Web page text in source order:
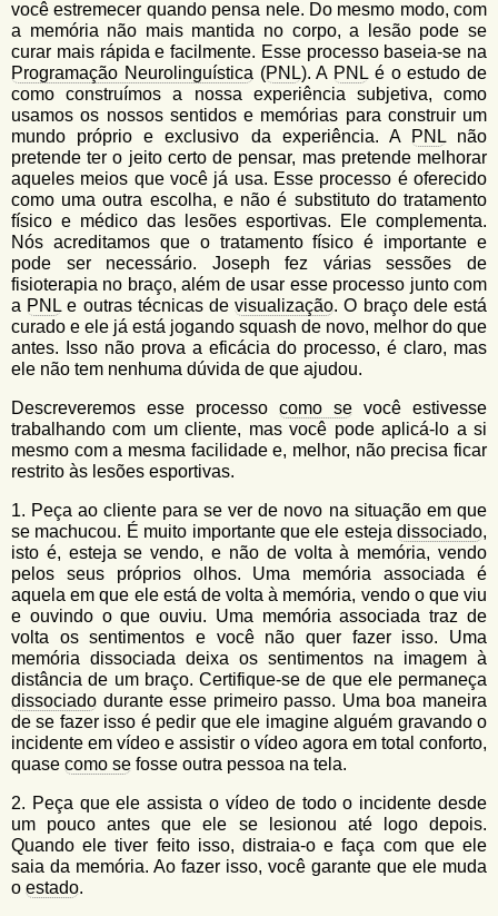
você estremecer quando pensa nele. Do mesmo modo, com
a memória não mais mantida no corpo, a lesão pode se
curar mais rápida e facilmente. Esse processo baseia-se na
Programação Neurolinguística(PNL). A PNL é o estudo de
como construímos a nossa experiência subjetiva, como
usamos os nossos sentidos e memórias para construir um
mundo próprio e exclusivo da experiência. A
PNLnão
pretende ter o jeito certo de pensar, mas pretende melhorar
aqueles meios que você já usa. Esse processo é oferecido
como uma outra escolha, e não é substituto do tratamento
físico e médico das lesões esportivas. Ele complementa.
Nós acreditamos que o tratamento físico é importante e
pode ser necessário. Joseph fez várias sessões de
fisioterapia no braço, além de usar esse processo junto com
a PNL e outras técnicas devisualização. O braço dele está
curado e ele já está jogando squash de novo, melhor do que
antes. Isso não prova a eficácia do processo, é claro, mas
ele não tem nenhuma dúvida de que ajudou.
Descreveremos esse processo como se você estivesse
trabalhando com um cliente, mas você pode aplicá-lo a si
mesmo com a mesma facilidade e, melhor, não precisa ficar
restrito às lesões esportivas.
1. Peça ao cliente para se ver de novo na situação em que
se machucou. É muito importante que ele esteja dissociado,
isto é, esteja se vendo, e não de volta à memória, vendo
pelos seus próprios olhos. Uma memória associada é
aquela em que ele está de volta à memória, vendo o que viu
e ouvindo o que ouviu. Uma memória associada traz de
volta os sentimentos e você não quer fazer isso. Uma
memória dissociada deixa os sentimentos na imagem à
distância de um braço. Certifique-se de que ele permaneça
dissociado durante esse primeiro passo. Uma boa maneira
de se fazer isso é pedir que ele imagine alguém gravando o
incidente em vídeo e assistir o vídeo agora em total conforto,
quase como se fosse outra pessoa na tela.
2. Peça que ele assista o vídeo de todo o incidente desde
um pouco antes que ele se lesionou até logo depois.
Quando ele tiver feito isso, distraia-o e faça com que ele
saia da memória. Ao fazer isso, você garante que ele muda
o estado.